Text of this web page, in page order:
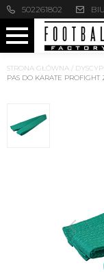
502261802
STRONA GŁÓWNA /
PAS DO KARATE